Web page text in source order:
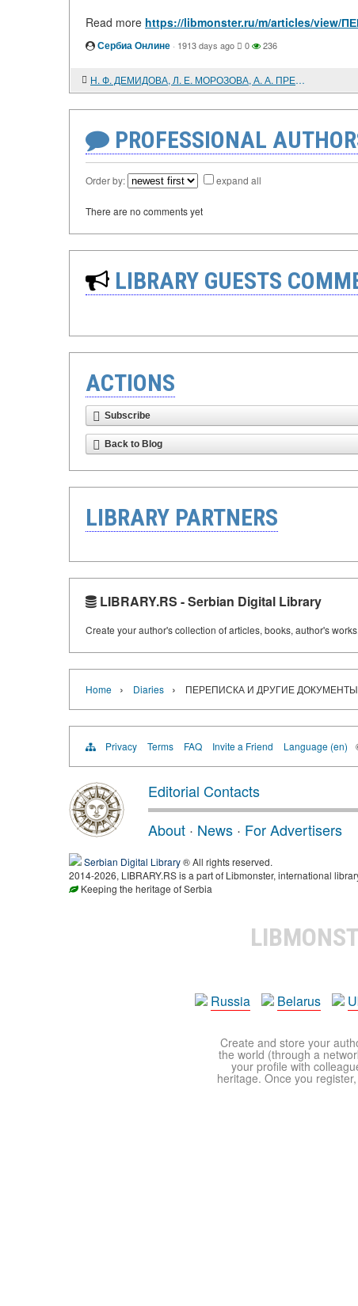
Read more https://libmonster.ru/m/articles/
Сербиа Онлине · 1913 days ago 0 236
Н. Ф. ДЕМИДОВА, Л. Е. МОРОЗОВА, А. А. ПРЕОБРАЖЕНСКИЙ. ПЕРВЫЕ РОМАНОВЫ НА РОССИЙСКОМ ПРЕСТОЛЕ
PROFESSIONAL
Order by: expand all
There are no comments yet
LIBRARY GUESTS
ACTIONS
Subscribe
Back to Blog
LIBRARY PARTNERS
LIBRARY.RS - Serbian Digital Library
Create your author's collection of articles, books, author's
Home › Diaries › ПЕРЕПИСКА И ДРУГИЕ ДОКУМЕНТЫ
Privacy Terms FAQ Invite a Friend Language (en)
Editorial Contacts
About · News · For Advertisers
Serbian Digital Library® All rights reserved.
2014-2026, LIBRARY.RS is a part of Libmonster, international
Keeping the heritage of Serbia
Russia
Belarus
Create and store your
the world (through a
your profile with
heritage. Once you